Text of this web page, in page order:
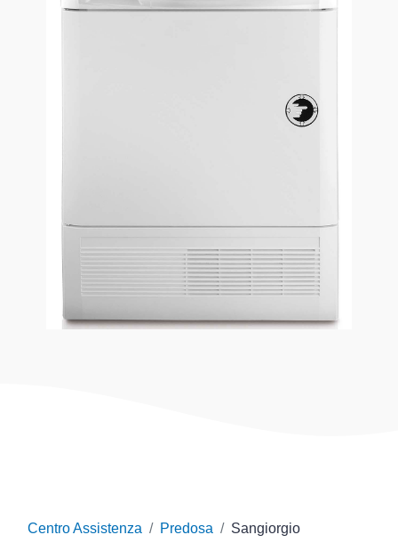
Centro Assistenza Predosa Sangiorgio